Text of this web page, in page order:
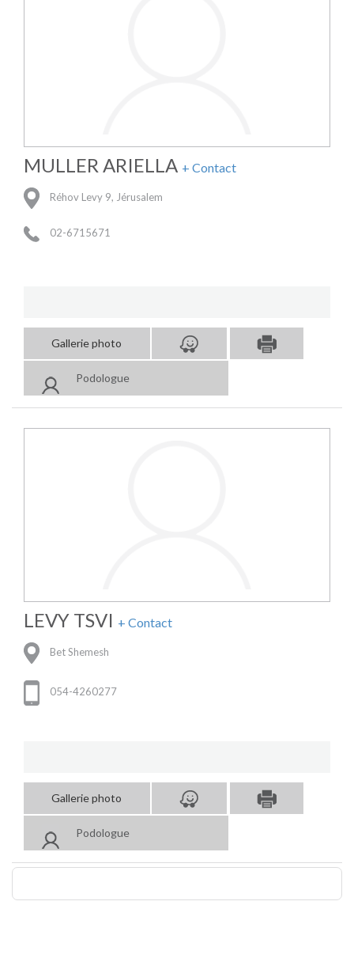
MULLER ARIELLA + Contact
Réhov Levy 9, Jérusalem
02-6715671
Gallerie photo
Podologue
LEVY TSVI + Contact
Bet Shemesh
054-4260277
Gallerie photo
Podologue